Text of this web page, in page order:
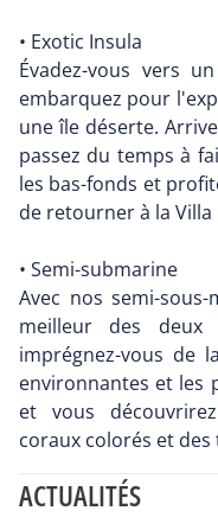
• Exotic Insula
Évadez-vous vers
embarquez pour
une île déserte.
passez du temps à
les bas-fonds et
de retourner à la Villa
• Semi-submarine
Avec nos semi-
meilleur des deux
imprégnez-vous de
environnantes et les
et vous
coraux colorés et
ACTUALITÉS